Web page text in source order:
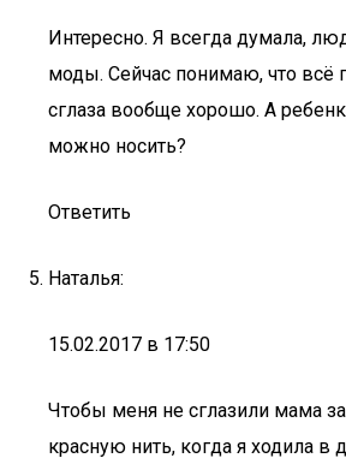
Интересно. Я всегда думала,
моды. Сейчас понимаю, что всё
сглаза вообще хорошо. А
можно носить?
Ответить
Наталья:
15.02.2017 в 17:50
Чтобы меня не сглазили мама
красную нить, когда я ходила в